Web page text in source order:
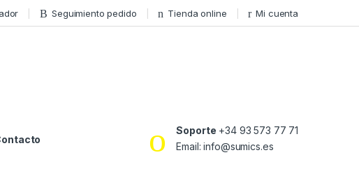
Seguimiento pedido Tienda online Mi cuenta
Soporte +34 93 573 77 71
Email: info@sumics.es